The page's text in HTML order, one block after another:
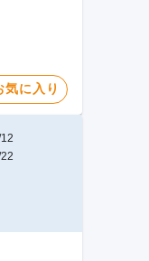
気に入り